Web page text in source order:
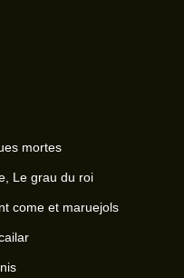
mortes
Le grau du roi
come et maruejols